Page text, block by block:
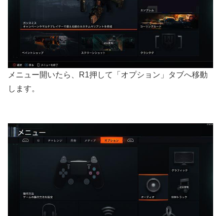
メニュー開いたら、R1押して「オプション」タブへ移動
します。